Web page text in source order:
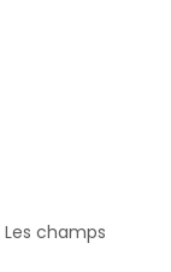
Les champs